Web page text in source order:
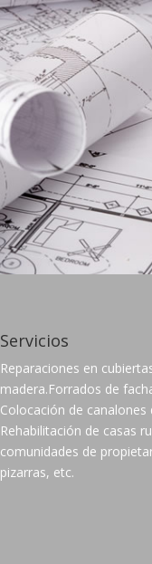
Servicios
Reparaciones en
madera.Forrados de
Colocación de
Rehabilitación de casas
comunidades de
pizarras, etc.